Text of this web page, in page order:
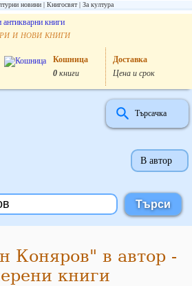
новини Книгосвят За култура
и нови книги
Кошница
0книги
Доставка
Цена и срок
Търсачка
В автор
Коняров" в автор -
книги